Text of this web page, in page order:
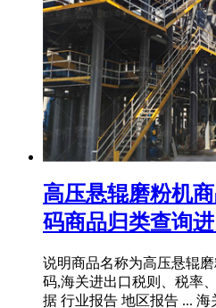
高压悬辊磨粉机
码商品归类查询进
说明商品名称为高压悬辊
码,海关进出口税则、税率
据 行业报告 地区报告 ...